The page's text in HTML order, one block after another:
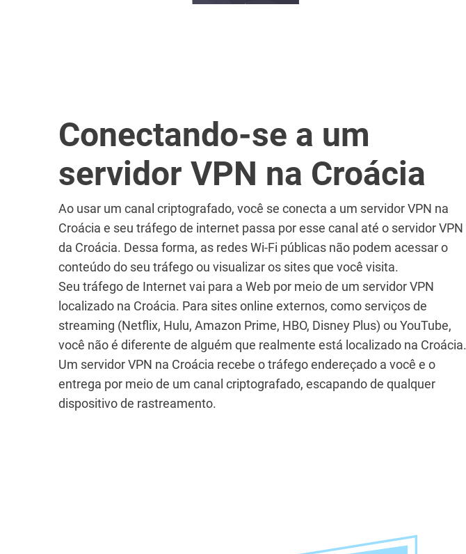
Conectando-se a um
servidor VPN na Croácia
Ao usar um canal criptografado, você se conecta a um servidor VPN na
Croácia e seu tráfego de internet passa por esse canal até o servidor VPN
da Croácia. Dessa forma, as redes Wi-Fi públicas não podem acessar o
conteúdo do seu tráfego ou visualizar os sites que você visita.
Seu tráfego de Internet vai para a Web por meio de um servidor VPN
localizado na Croácia. Para sites online externos, como serviços de
streaming (Netflix, Hulu, Amazon Prime, HBO, Disney Plus) ou YouTube,
você não é diferente de alguém que realmente está localizado na Croácia.
Um servidor VPN na Croácia recebe o tráfego endereçado a você e o
entrega por meio de um canal criptografado, escapando de qualquer
dispositivo de rastreamento.